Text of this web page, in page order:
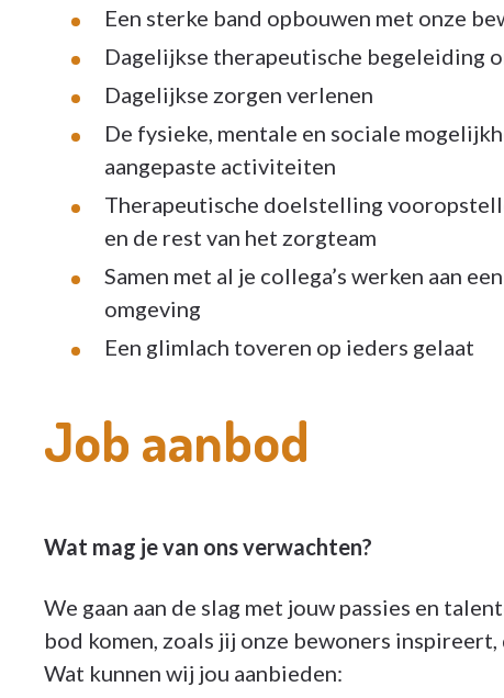
Een sterke band opbouwen met onze
Dagelijkse therapeutische begeleiding
Dagelijkse zorgen verlenen
De fysieke, mentale en sociale
aangepaste activiteiten
Therapeutische doelstelling
en de rest van het zorgteam
Samen met al je collega’s werken aan
omgeving
Een glimlach toveren op ieders gelaat
Job aanbod
Wat mag je van ons verwachten?
We gaan aan de slag met jouw passies en
bod komen, zoals jij onze bewoners
Wat kunnen wij jou aanbieden: